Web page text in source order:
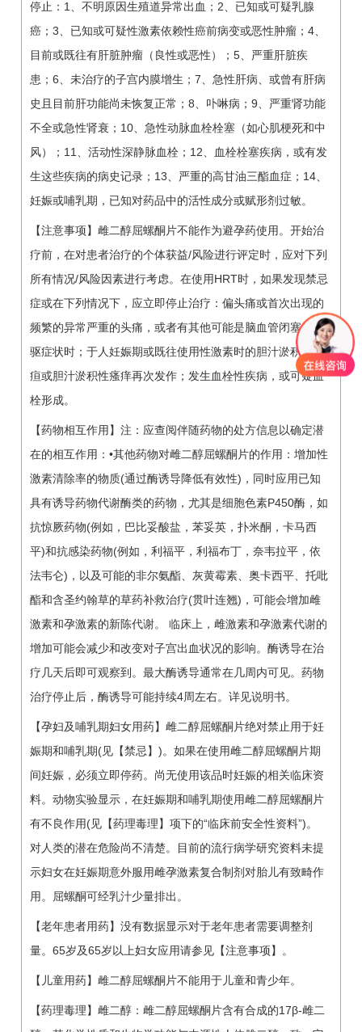
停止：1、不明原因生殖道异常出血；2、已知或可疑乳腺
癌；3、已知或可疑性激素依赖性癌前病变或恶性肿瘤；4、
目前或既往有肝脏肿瘤（良性或恶性）；5、严重肝脏疾
患；6、未治疗的子宫内膜增生；7、急性肝病、或曾有肝病
史且目前肝功能尚未恢复正常；8、卟啉病；9、严重肾功能
不全或急性肾衰；10、急性动脉血栓栓塞（如心肌梗死和中
风）；11、活动性深静脉血栓；12、血栓栓塞疾病，或有发
生这些疾病的病史记录；13、严重的高甘油三酯血症；14、
妊娠或哺乳期，已知对药品中的活性成分或赋形剂过敏。
【注意事项】雌二醇屈螺酮片不能作为避孕药使用。开始治
疗前，在对患者治疗的个体获益/风险进行评定时，应对下列
所有情况/风险因素进行考虑。在使用HRT时，如果发现禁忌
症或在下列情况下，应立即停止治疗：偏头痛或首次出现的
频繁的异常严重的头痛，或者有其他可能是脑血管闭塞的前
驱症状时；于人妊娠期或既往使用性激素时的胆汁淤积性黄
疸或胆汁淤积性瘙痒再次发作；发生血栓性疾病，或可疑血
栓形成。
【药物相互作用】注：应查阅伴随药物的处方信息以确定潜
在的相互作用：•其他药物对雌二醇屈螺酮片的作用：增加性
激素清除率的物质(通过酶诱导降低有效性)，同时应用已知
具有诱导药物代谢酶类的药物，尤其是细胞色素P450酶，如
抗惊厥药物(例如，巴比妥酸盐，苯妥英，扑米酮，卡马西
平)和抗感染药物(例如，利福平，利福布丁，奈韦拉平，依
法韦仑)，以及可能的非尔氨酯、灰黄霉素、奥卡西平、托吡
酯和含圣约翰草的草药补救治疗(贯叶连翘)，可能会增加雌
激素和孕激素的新陈代谢。 临床上，雌激素和孕激素代谢的
增加可能会减少和改变对子宫出血状况的影响。酶诱导在治
疗几天后即可观察到。最大酶诱导通常在几周内可见。药物
治疗停止后，酶诱导可能持续4周左右。详见说明书。
【孕妇及哺乳期妇女用药】雌二醇屈螺酮片绝对禁止用于妊
娠期和哺乳期(见【禁忌】)。如果在使用雌二醇屈螺酮片期
间妊娠，必须立即停药。尚无使用该品时妊娠的相关临床资
料。动物实验显示，在妊娠期和哺乳期使用雌二醇屈螺酮片
有不良作用(见【药理毒理】项下的“临床前安全性资料”)。
对人类的潜在危险尚不清楚。目前的流行病学研究资料未提
示妇女在妊娠期意外服用雌孕激素复合制剂对胎儿有致畸作
用。屈螺酮可经乳汁少量排出。
【老年患者用药】没有数据显示对于老年患者需要调整剂
量。65岁及65岁以上妇女应用请参见【注意事项】。
【儿童用药】雌二醇屈螺酮片不能用于儿童和青少年。
【药理毒理】雌二醇：雌二醇屈螺酮片含有合成的17β-雌二